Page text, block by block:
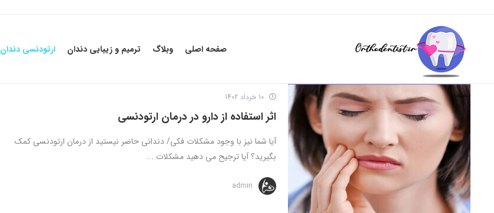
صفحه اصلی وبلاگ ترمیم و زیبایی دندان ارتودنسی دندان
اثر استفاده از دارو در درمان ارتودنسی
آیا شما نیز با وجود مشکلات فکی/ دندانی حاضر نیستید از درمان ارتودنسی کمک
بگیرید؟ آیا ترجیح می دهید مشکلات ...
admin